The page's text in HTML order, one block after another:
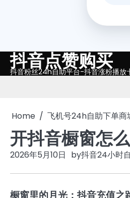
Skip抖音点赞购买
抖音粉丝24h自助平台-抖音涨粉播放
Home 飞机号24h自助下单商
开抖音橱窗怎
2026年5月10日 by抖音24小时
橱窗里的月光：抖音充值之